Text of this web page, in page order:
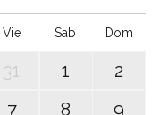
Vie Sab Dom
31 1
2
7 8
9